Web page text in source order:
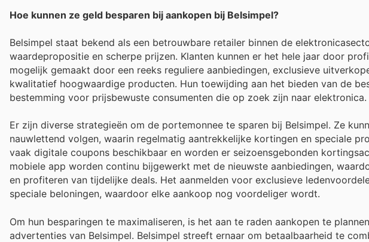
Hoe kunnen ze geld besparen bij aankopen bij Belsimpel?
Belsimpel staat bekend als een betrouwbare retailer binnen de
waardepropositie en scherpe prijzen. Klanten kunnen er het hele jaar door
mogelijk gemaakt door een reeks reguliere aanbiedingen, exclusieve
kwalitatief hoogwaardige producten. Hun toewijding aan het bieden van de
bestemming voor prijsbewuste consumenten die op zoek zijn naar elektronica.
Er zijn diverse strategieën om de portemonnee te sparen bij Belsimpel. Ze
nauwlettend volgen, waarin regelmatig aantrekkelijke kortingen en speciale
vaak digitale coupons beschikbaar en worden er seizoensgebonden
mobiele app worden continu bijgewerkt met de nieuwste aanbiedingen,
en profiteren van tijdelijke deals. Het aanmelden voor exclusieve
speciale beloningen, waardoor elke aankoop nog voordeliger wordt.
Om hun besparingen te maximaliseren, is het aan te raden aankopen te
advertenties van Belsimpel. Belsimpel streeft ernaar om betaalbaarheid te